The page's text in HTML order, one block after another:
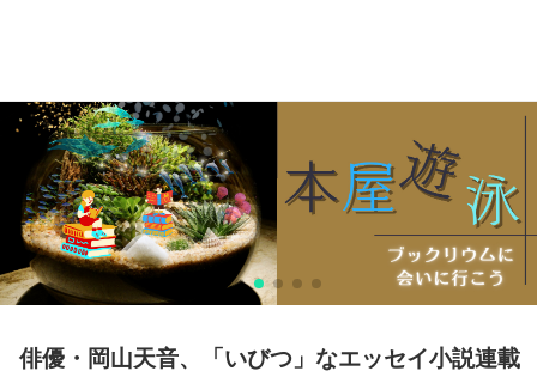
俳優・岡山天音、「いびつ」なエッセイ小説連載